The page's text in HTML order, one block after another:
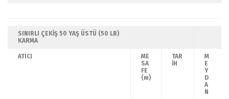
SINIRLI ÇEKİŞ 50 YAŞ ÜSTÜ (50 LB)
KARMA
ATICI
ME
SA
FE
(m)
TAR
İH
M
E
Y
D
A
N